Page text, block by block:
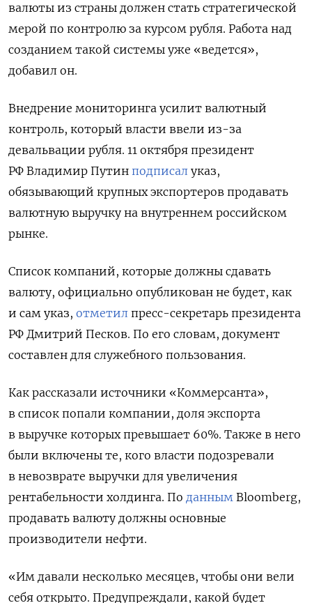
валюты из страны должен стать стратегической
мерой по контролю за курсом рубля. Работа над
созданием такой системы уже «ведется»,
добавил он.
Внедрение мониторинга усилит валютный
контроль, который власти ввели из-за
девальвации рубля. 11 октября президент
РФ Владимир Путин подписал указ,
обязывающий крупных экспортеров продавать
валютную выручку на внутреннем российском
рынке.
Список компаний, которые должны сдавать
валюту, официально опубликован не будет, как
и сам указ, отметил пресс-секретарь президента
РФ Дмитрий Песков. По его словам, документ
составлен для служебного пользования.
Как рассказали источники «Коммерсанта»,
в список попали компании, доля экспорта
в выручке которых превышает 60%. Также в него
были включены те, кого власти подозревали
в невозврате выручки для увеличения
рентабельности холдинга. По данным Bloomberg,
продавать валюту должны основные
производители нефти.
«Им давали несколько месяцев, чтобы они вели
себя открыто. Предупреждали, какой будет